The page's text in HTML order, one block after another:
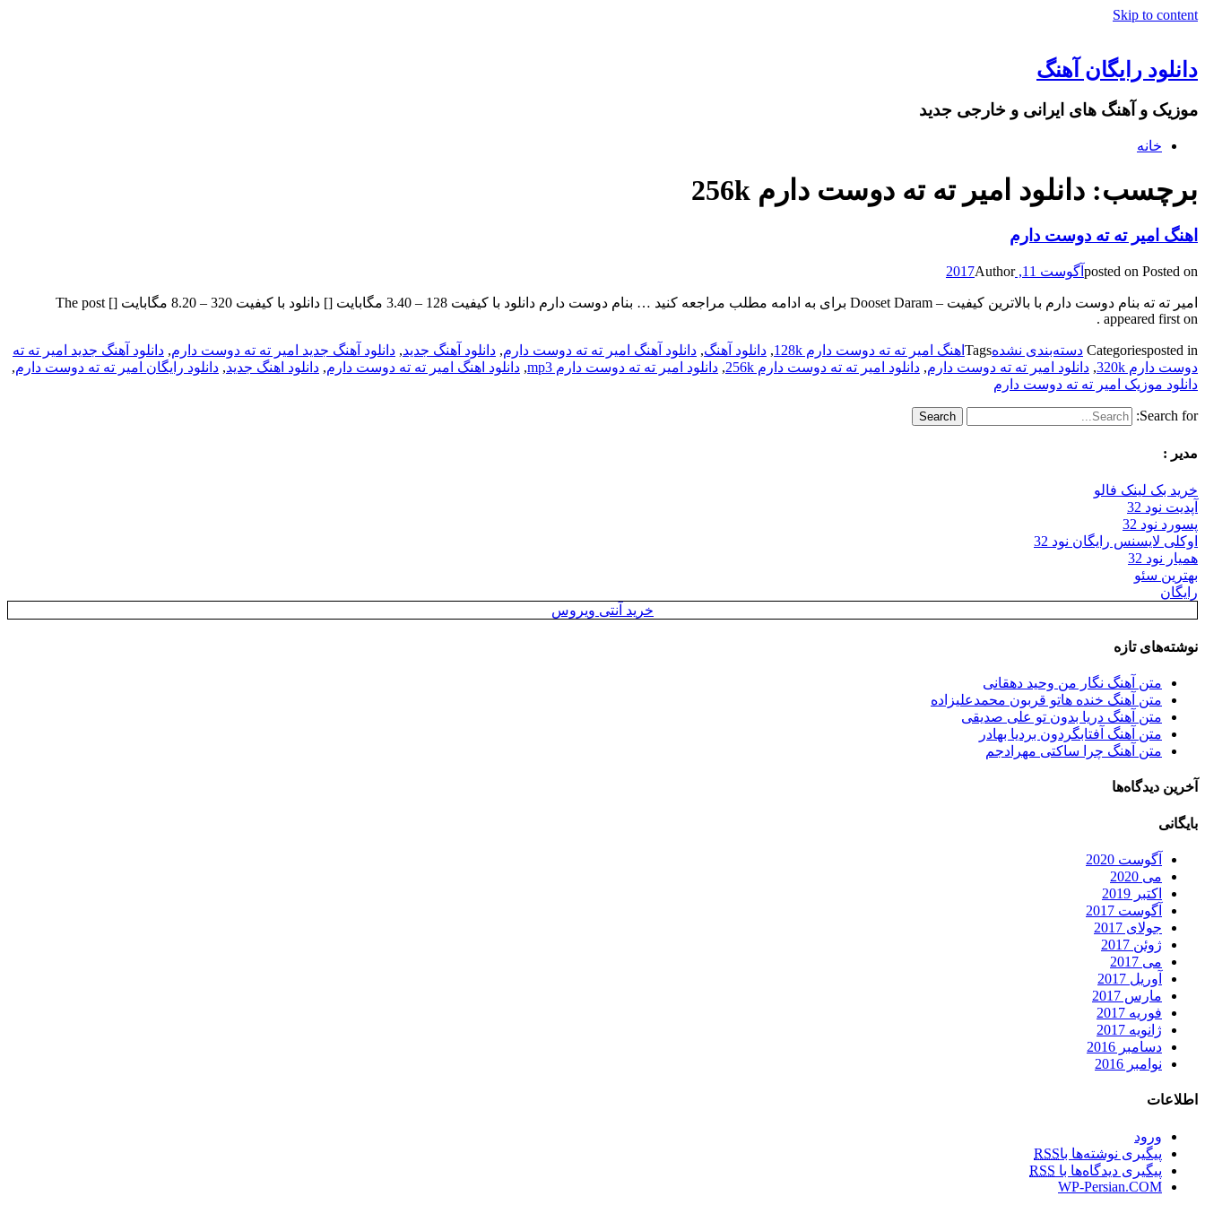
Skip to content
دانلود رایگان آهنگ
موزیک و آهنگ های ایرانی و خارجی جدید
خانه
برچسب: دانلود امیر ته ته دوست دارم 256k
اهنگ امیر ته ته دوست دارم
posted on Posted on آگوست 11, 2017 Author
امیر ته ته بنام دوست دارم با بالاترین کیفیت – Dooset Daram برای به ادامه مطلب مراجعه کنید … بنام دوست دارم دانلود با کیفیت 128 – 3.40 مگابایت [] دانلود با کیفیت 320 – 8.20 مگابایت [] The post
appeared first on .
Categoriesposted in دسته‌بندی نشدهTags اهنگ امیر ته ته دوست دارم 128k , دانلود آهنگ, دانلود آهنگ امیر ته ته دوست دارم, دانلود آهنگ جدید, دانلود آهنگ جدید امیر ته ته دوست دارم, دانلود آهنگ جدید امیر ته ته
دوست دارم 320k
, دانلود امیر ته ته دوست دارم, دانلود امیر ته ته دوست دارم 256k , دانلود امیر ته ته دوست دارم mp3 , دانلود اهنگ امیر ته ته دوست دارم, دانلود اهنگ جدید, دانلود رایگان امیر ته ته دوست دارم,
دانلود موزیک امیر ته ته دوست دارم
Search for:
مدیر :
خرید بک لینک فالو
آپدیت نود 32
پسورد نود 32
اوکلی لایسنس رایگان نود 32
همیار نود 32
بهترین سئو
رایگان
خرید آنتی ویروس
نوشته‌های تازه
متن آهنگ نگار من وحید دهقانی
متن آهنگ خنده هاتو قربون محمدعلیزاده
متن آهنگ دریا بدون تو علی صدیقی
متن آهنگ آفتابگردون بردیا بهادر
متن آهنگ چرا ساکتی مهرادجم
آخرین دیدگاه‌ها
بایگانی
آگوست 2020
می 2020
اکتبر 2019
آگوست 2017
جولای 2017
ژوئن 2017
می 2017
آوریل 2017
مارس 2017
فوریه 2017
ژانویه 2017
دسامبر 2016
نوامبر 2016
اطلاعات
ورود
پیگیری نوشته‌ها باRSS
پیگیری دیدگاه‌ها با RSS
WP-Persian.COM